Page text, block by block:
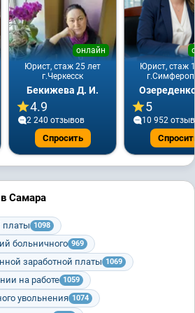
Юрист, стаж 25 лет
онлайн
г.Черкесск
Бекижева Д. И.
4.9
2 240 отзывов
Спросить
Юрист, стаж
5
10 952
Самара
платы 1098
больничного 969
заработной платы 1069
на работе 1059
увольнения 1074